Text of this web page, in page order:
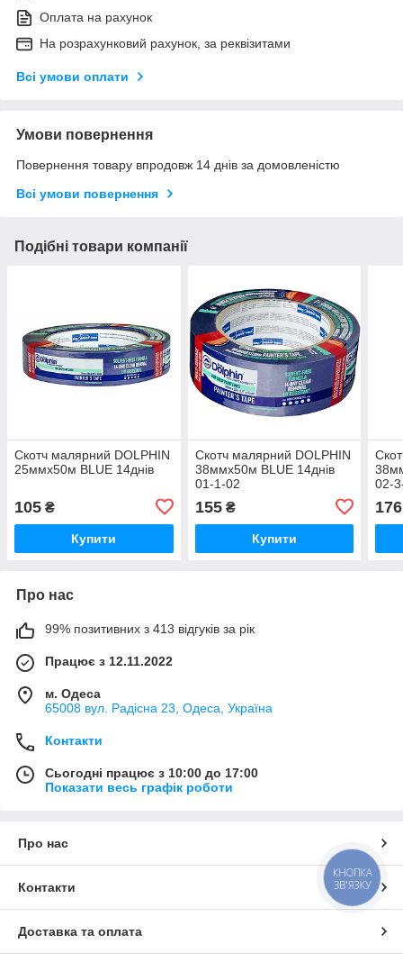
Оплата на рахунок
На розрахунковий рахунок, за реквізитами
Всі умови оплати
Умови повернення
Повернення товару впродовж 14 днів за домовленістю
Всі умови повернення
Подібні товари компанії
Скотч малярний DOLPHIN
25ммх50м BLUE 14днів
105 ₴
Купити
Скотч малярний DOLPHIN
38ммх50м BLUE 14днів
01-1-02
155₴
Купити
02-
176
Про нас
99% позитивних з 413 відгуків за рік
Працює з 12.11.2022
м. Одеса
65008 вул. Радісна 23, Одеса, Україна
Контакти
Сьогодні працює з 10:00 до 17:00
Показати весь графік роботи
Про нас
Контакти
Доставка та оплата
КНОПКА
ЗВ'ЯЗКУ